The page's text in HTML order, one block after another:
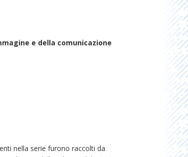
e della comunicazione
nella serie furono raccolti da